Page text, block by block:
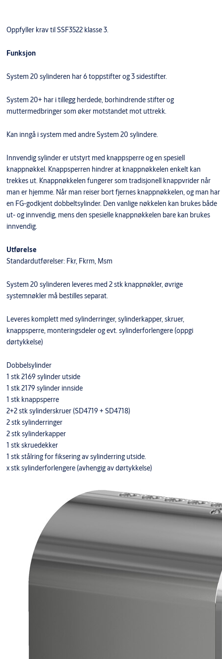
Oppfyller krav til SSF3522 klasse 3.
Funksjon
System 20 sylinderen har 6 toppstifter og 3 sidestifter.
System 20+ har i tillegg herdede, borhindrende stifter og
muttermedbringer som øker motstandet mot uttrekk.
Kan inngå i system med andre System 20 sylindere.
Innvendig sylinder er utstyrt med knappsperre og en spesiell
knappnøkkel. Knappsperren hindrer at knappnøkkelen enkelt kan
trekkes ut. Knappnøkkelen fungerer som tradisjonell knappvrider når
man er hjemme. Når man reiser bort fjernes knappnøkkelen, og man har
en FG-godkjent dobbeltsylinder. Den vanlige nøkkelen kan brukes både
ut- og innvendig, mens den spesielle knappnøkkelen bare kan brukes
innvendig.
Utførelse
Standardutførelser: Fkr, Fkrm, Msm
System 20 sylinderen leveres med 2 stk knappnøkler, øvrige
systemnøkler må bestilles separat.
Leveres komplett med sylinderringer, sylinderkapper, skruer,
knappsperre, monteringsdeler og evt. sylinderforlengere (oppgi
dørtykkelse)
Dobbelsylinder
1 stk 2169 sylinder utside
1 stk 2179 sylinder innside
1 stk knappsperre
2+2 stk sylinderskruer (SD4719 + SD4718)
2 stk sylinderringer
2 stk sylinderkapper
1 stk skruedekker
1 stk stålring for fiksering av sylinderring utside.
x stk sylinderforlengere (avhengig av dørtykkelse)